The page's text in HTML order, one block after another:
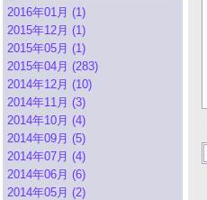
2016年01月 (1)
2015年12月 (1)
2015年05月 (1)
2015年04月 (283)
2014年12月 (10)
2014年11月 (3)
2014年10月 (4)
2014年09月 (5)
2014年07月 (4)
2014年06月 (6)
2014年05月 (2)